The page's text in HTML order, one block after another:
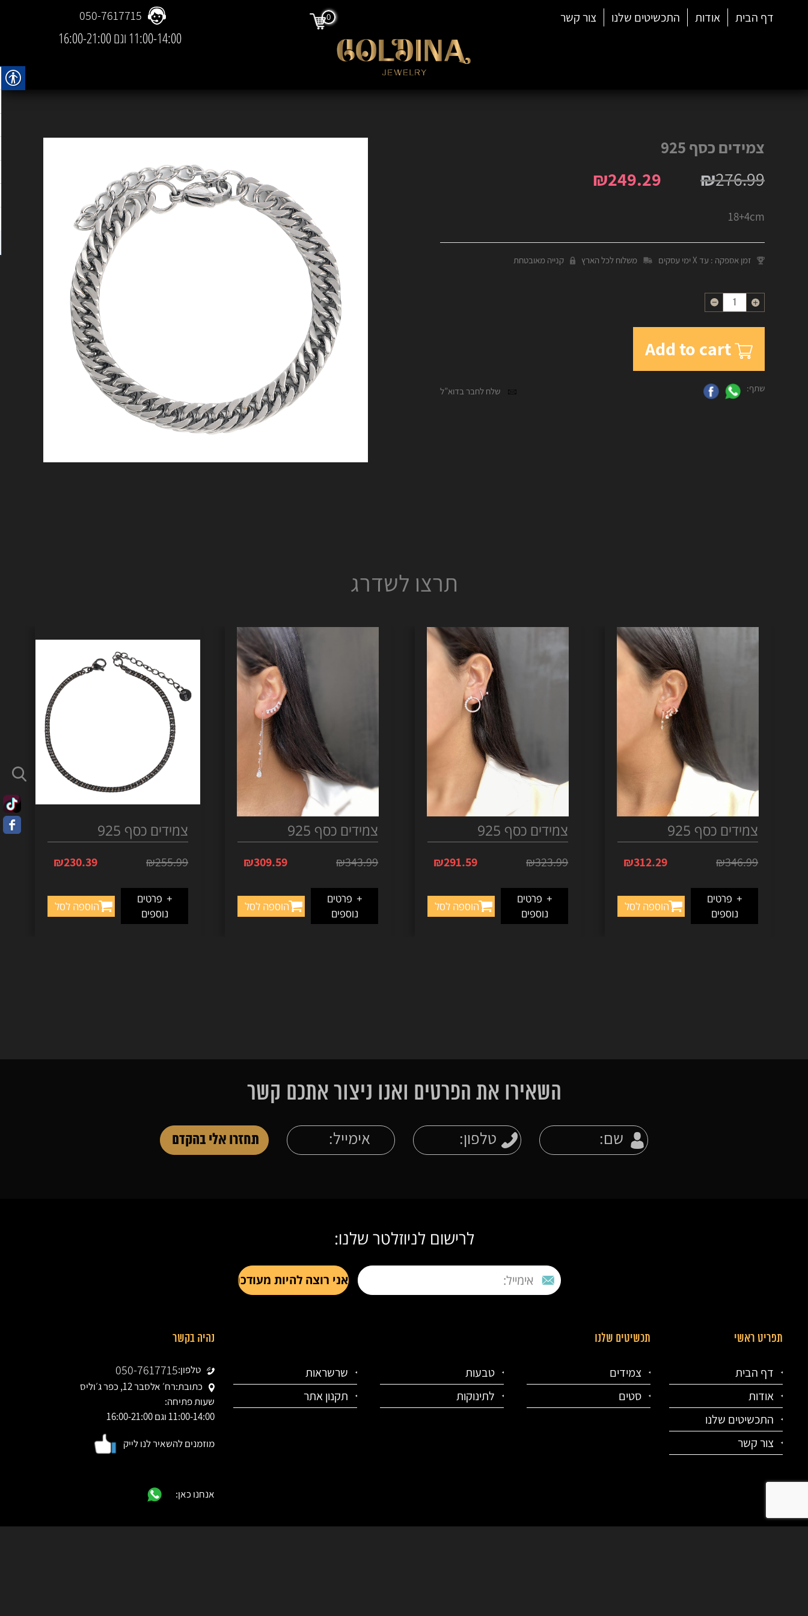
דף הבית אודות התכשיטים שלנו צור קשר 0
050-7617715
11:00-14:00 וגם 16:00-21:00
צמידים כסף 925
₪276.99
₪249.29
18+4cm
זמן אספקה : עד X ימי עסקים משלוח לכל הארץ קנייה מאובטחת
Quantity
Add to cart
שתף: שלח לחבר בדוא”ל
תרצו לשדרג
צמידים כסף 925
₪346.99
₪312.29
+ פרטים
נוספים
הוספה לסל
צמידים כסף 925
₪323.99
₪291.59
+ פרטים
נוספים
הוספה לסל
צמידים כסף 925
₪343.99
₪309.59
+ פרטים
נוספים
הוספה לסל
צמידים כסף 925
₪255.99
₪230.39
+ פרטים
נוספים
הוספה לסל
השאירו את הפרטים ואנו ניצור אתכם קשר
לרישום לניוזלטר שלנו:
תפריט ראשי
דף הבית
אודות
התכשיטים שלנו
צור קשר
תכשיטים שלנו
צמידים טבעות
שרשראות
סטים
לתינוקות תקנון אתר
נהיה בקשר
טלפון:050-7617715
כתובת:רח׳ אלסבר 12, כפר ג׳וליס
שעות פתיחה:
11:00-14:00 וגם 16:00-21:00
מוזמנים להשאיר לנו לייק
אנחנו כאן: